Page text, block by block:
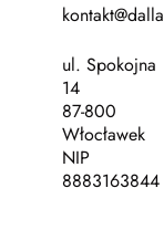
ul. Spokojna
14
87-800
Włocławek
NIP
8883163844